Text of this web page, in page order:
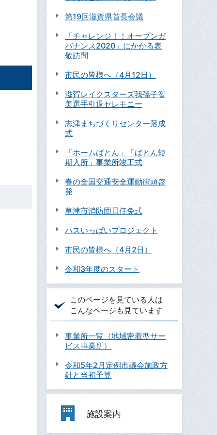
第19回滋賀県首長会議
「チャレンジ！！オープンガ
バナンス2020」にかかる表
敬訪問
市民の皆様へ（4月12日）
滋賀レイクスターズ我孫子智
美選手引退セレモニー
志津まちづくりセンター落成
式
「ホームばとん」「ばとん短
期入所」事業所竣工式
春の全国交通安全運動街頭啓
発
草津市消防団員任免式
ハスいっぱいプロジェクト
市民の皆様へ（4月2日）
令和3年度のスタート
このページを見ている人は
こんなページも見ています
事業所一覧（地域密着型サー
ビス事業所）
令和5年2月定例市議会施政方
針と当初予算
施設案内